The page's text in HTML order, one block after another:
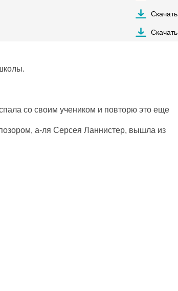
Скачать
Скачать
со своим учеником и повторю это еще
а-ля Серсея Ланнистер, вышла из